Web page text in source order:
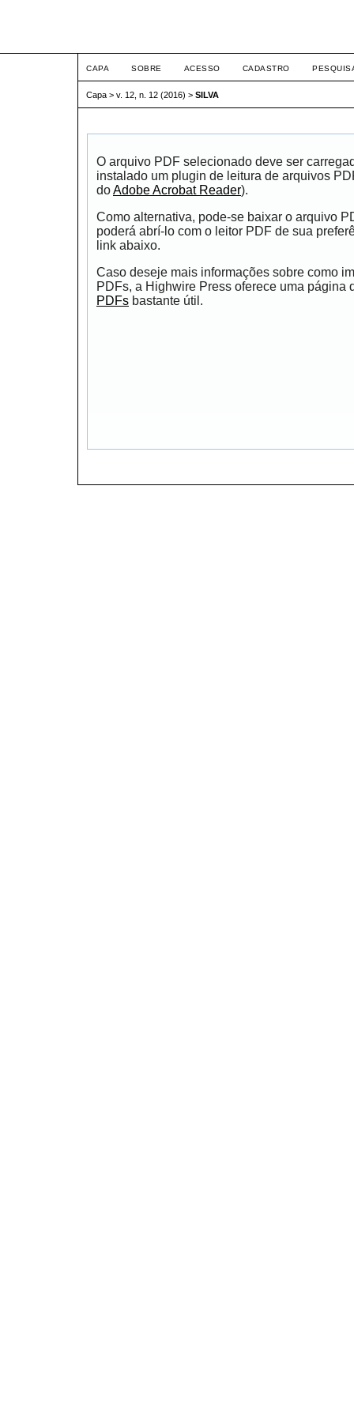
CAPA SOBRE ACESSO CADASTRO
Capa > v. 12, n. 12 (2016) > SILVA
O arquivo PDF selecionado deve ser
instalado um plugin de leitura de arquivos
doAdobe Acrobat Reader).
Como alternativa, pode-se baixar o arquivo
poderá abrí-lo com o leitor PDF de sua
link abaixo.
Caso deseje mais informações sobre como
PDFs, a Highwire Press oferece uma página
PDFs bastante útil.